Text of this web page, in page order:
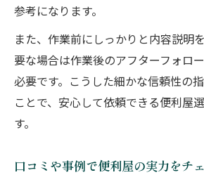
参考になります。
また、作業前にしっかりと内容説明
要な場合は作業後のアフターフォロ
必要です。こうした細かな信頼性の
ことで、安心して依頼できる便利屋
す。
口コミや事例で便利屋の実力をチ